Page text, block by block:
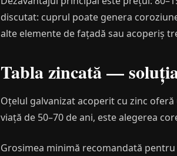
discutat: cuprul poate genera
alte elemente de fațadă sau acoperiș
Tabla zincată —
Oțelul galvanizat acoperit cu zinc
viață de 50–70 de ani, este alegerea
Grosimea minimă recomandată